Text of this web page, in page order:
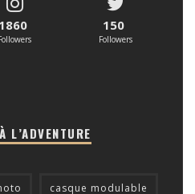
1860 150
Followers
L’ADVENTURE
casque modulable